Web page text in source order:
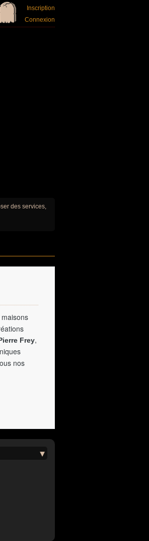
Inscription
Connexion
des services,
Frey,
nos